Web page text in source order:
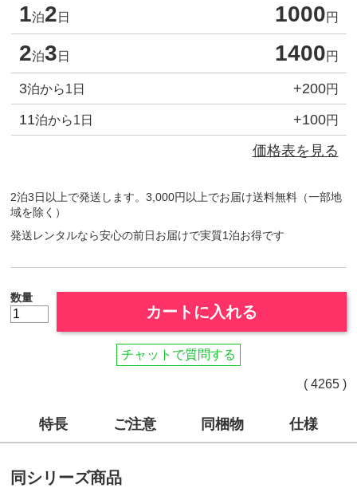
1泊2 日 1000円
2泊3 日 1400円
3泊から1日 +200円
11泊から1日 +100円
価格表を見る
2泊3日以上で発送します。3,000円以上でお届け送料無料（一部地
域を除く）
発送レンタルなら安心の前日お届けで実質1泊お得です
数量
カートに入れる
チャットで質問する
( 4265 )
特長 ご注意 同梱物 仕様
同シリーズ商品